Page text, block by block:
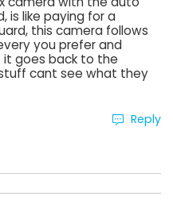
is like paying for a
this camera follows
you prefer and
goes back to the
cant see what they
Reply